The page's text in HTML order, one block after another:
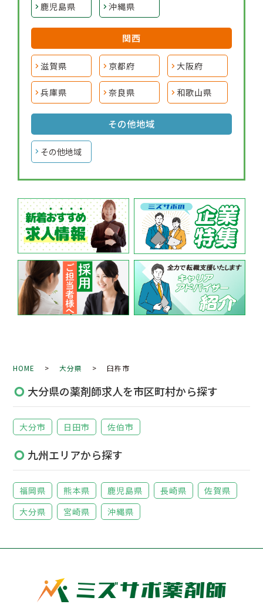
鹿児島県 沖縄県
関西
滋賀県 京都府 大阪府
兵庫県 奈良県 和歌山県
その他地域
その他地域
HOME >大分県 > 臼杵市
大分県の薬剤師求人を市区町村から探す
大分市 日田市 佐伯市
九州エリアから探す
福岡県 熊本県 鹿児島県 長崎県
佐賀県
大分県
宮崎県 沖縄県